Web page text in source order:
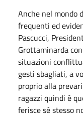
Anche nel mondo
frequenti ed
Pascucci,
Grottaminarda
situazioni
gesti sbagliati, a
proprio alla
ragazzi quindi è
ferisce sé stesso